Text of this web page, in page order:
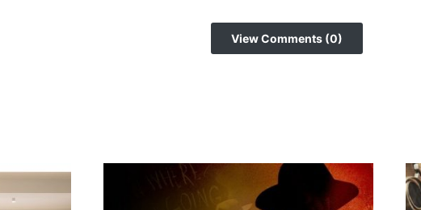
View Comments (0)